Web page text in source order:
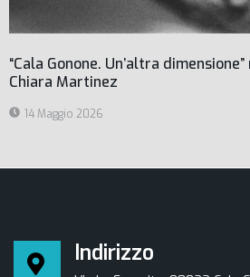
“Cala Gonone. Un’altra
Chiara Martinez
14 Maggio 2026
Indirizzo